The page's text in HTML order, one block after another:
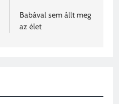
Babával sem állt meg
az élet